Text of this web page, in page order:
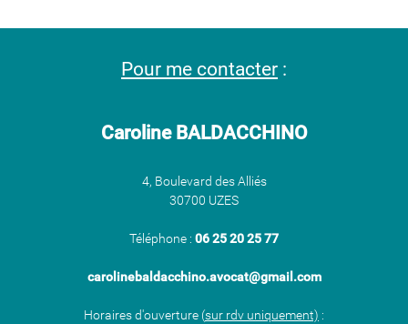
Pour me contacter :
Caroline BALDACCHINO
4, Boulevard des Alliés
30700 UZES
Téléphone : 06 25 20 25 77
​​​​​​​carolinebaldacchino.avocat@gmail.com
Horaires d'ouverture (sur rdv uniquement) :